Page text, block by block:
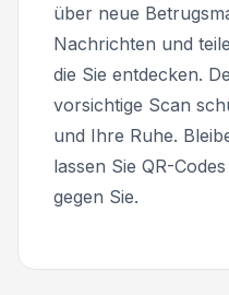
über neue
Nachrichten und
die Sie entdecken.
vorsichtige Scan
und Ihre Ruhe.
lassen Sie QR-
gegen Sie.